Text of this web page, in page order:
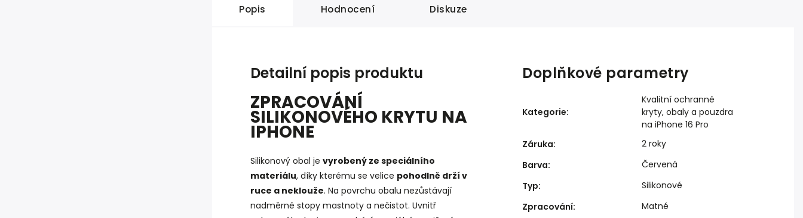
Popis Hodnocení Diskuze
Detailní popis produktu
ZPRACOVÁNÍ
SILIKONOVÉHO KRYTU NA
IPHONE
Silikonový obal je vyrobený ze speciálního
materiálu, díky kterému se velice pohodlně drží v
ruce a neklouže. Na povrchu obalu nezůstávají
nadměrné stopy mastnoty a nečistot. Uvnitř
Doplňkové parametry
Kategorie:
Kvalitní ochranné
kryty, obaly a pouzdra
na iPhone 16 Pro
Záruka:
2 roky
Barva:
Červená
Typ:
Silikonové
Zpracování: Matné